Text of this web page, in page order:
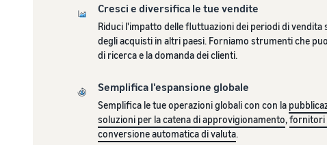
Cresci e diversifica le tue vendite
Riduci l'impatto delle fluttuazioni dei periodi di
degli acquisti in altri paesi. Forniamo strumenti che
di ricerca e la domanda dei clienti.
Semplifica l'espansione globale
Semplifica le tue operazioni globali con con la
soluzioni per la catena di approvigionamento,fornitori
conversione automatica di valuta.